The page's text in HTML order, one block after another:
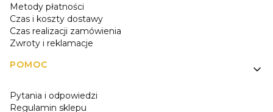
Metody płatności
Czas i koszty dostawy
Czas realizacji zamówienia
Zwroty i reklamacje
POMOC
Pytania i odpowiedzi
Regulamin sklepu